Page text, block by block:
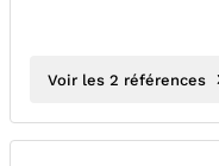
Voir les 2 références